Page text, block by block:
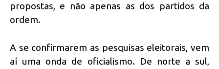
propostas, e não apenas as dos partidos da
ordem.
A se confirmarem as pesquisas eleitorais, vem
aí uma onda de oficialismo. De norte a sul,